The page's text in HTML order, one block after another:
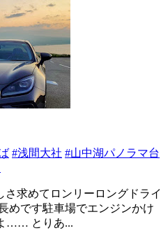
#浅間大社 #山中湖パノラマ台
求めてロンリーロングドライ
めです駐車場でエンジンかけ
…… とりあ...